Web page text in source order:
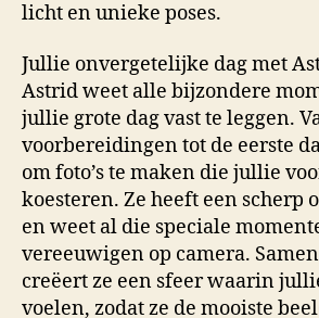
licht en unieke poses.
Jullie onvergetelijke dag met
Astrid weet alle bijzondere
jullie grote dag vast te leggen.
voorbereidingen tot de eerste
om foto’s te maken die jullie
koesteren. Ze heeft een scherp
en weet al die speciale
vereeuwigen op camera.
creëert ze een sfeer waarin
voelen, zodat ze de mooiste